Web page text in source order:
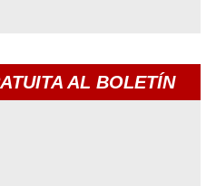
AL BOLETÍN